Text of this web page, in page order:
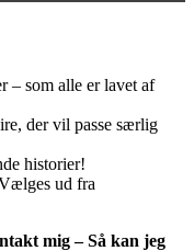
– som alle er lavet af
der vil passe særlig
historier!
ud fra
mig – Så kan jeg